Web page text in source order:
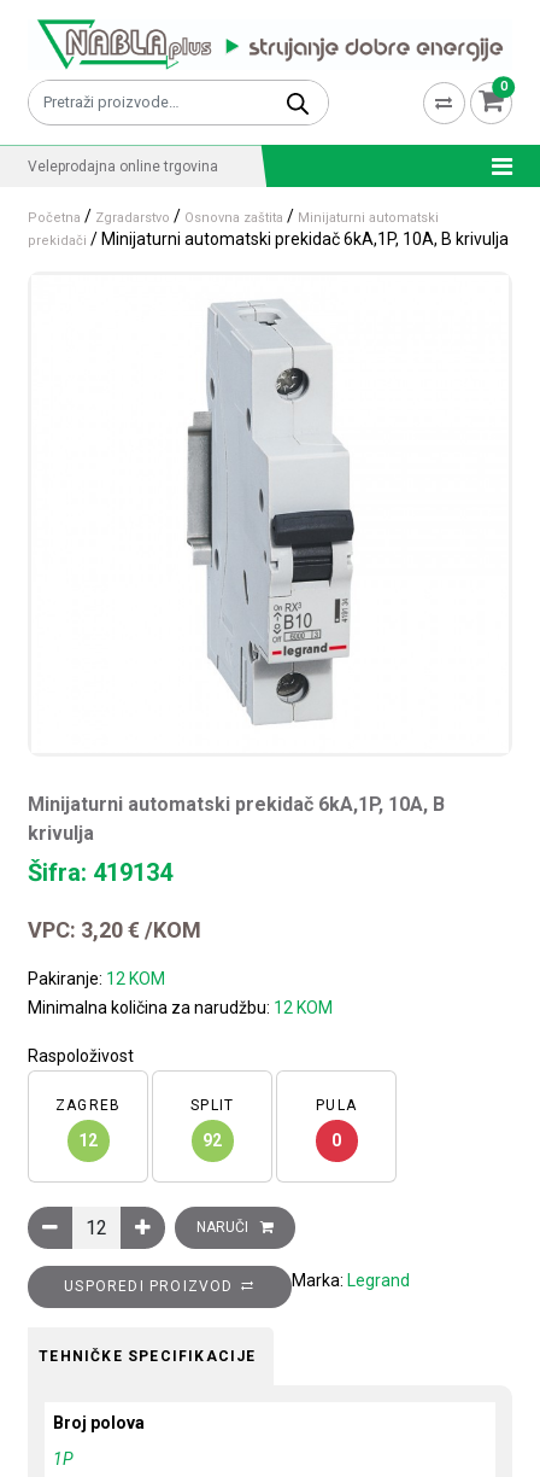
Pretraži: 0
Veleprodajna online trgovina
Početna / Zgradarstvo / Osnovna zaštita / Minijaturni automatski
prekidači / Minijaturni automatski prekidač 6kA,1P, 10A, B krivulja
Minijaturni automatski prekidač 6kA,1P, 10A, B
krivulja
Šifra: 419134
VPC: 3,20€ /KOM
Pakiranje: 12 KOM
Minimalna količina za narudžbu: 12 KOM
Raspoloživost
ZAGREB
12
SPLIT
92
PULA
0
Minijaturni automatski prekidač 6kA,1P, 10A, B krivulja količina
NARUČI
USPOREDI PROIZVOD Marka: Legrand
TEHNIČKE SPECIFIKACIJE
Broj polova
1P